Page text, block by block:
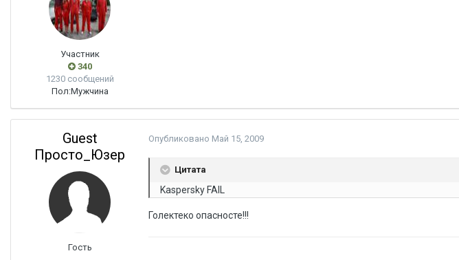
Участник
340
1230 сообщений
Пол:Мужчина
Guest
Просто_Юзер
Гость
Опубликовано Май 15, 2009
Цитата
Kaspersky FAIL
Голектеко опасносте!!!